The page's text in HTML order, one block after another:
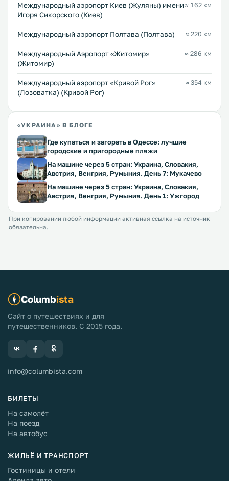
Международный аэропорт Киев (Жуляны) имени
Игоря Сикорского (Киев)
≈ 162 км
Международный аэропорт Полтава (Полтава) ≈ 220 км
Международный Аэропорт «Житомир»
(Житомир)
≈ 286 км
Международный аэропорт «Кривой Рог»
(Лозоватка) (Кривой Рог)
≈ 354 км
«УКРАИНА» В БЛОГЕ
Где купаться и загорать в Одессе: лучшие
городские и пригородные пляжи
На машине через 5 стран: Украина, Словакия,
Австрия, Венгрия, Румыния. День 7: Мукачево
На машине через 5 стран: Украина, Словакия,
Австрия, Венгрия, Румыния. День 1: Ужгород
При копировании любой информации активная ссылка на источник
обязательна.
Columbista
Сайт о путешествиях и для
путешественников. С 2015 года.
info@columbista.com
БИЛЕТЫ
На самолёт
На поезд
На автобус
ЖИЛЬЁ И ТРАНСПОРТ
Гостиницы и отели